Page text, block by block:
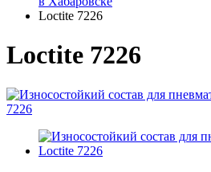
Loctite 7226
Loctite 7226